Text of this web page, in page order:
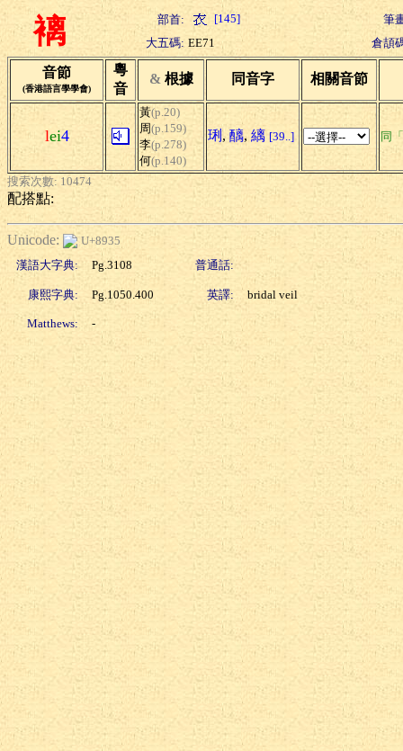
褵 部首: [145]
筆
大五碼: EE71 倉頡
音節
(香港語言學學會)
粵
音
& 根據 同音字 相關音節
lei4
黃(p.20)
周(p.159)
李(p.278)
何(p.140)
琍, 醨, 縭 [39..] 同
搜索次數: 10474
配搭點:
Unicode:
U+8935
漢語大字典:
Pg.3108 普通話:
康熙字典: Pg.1050.400 英譯: bridal veil
Matthews: -